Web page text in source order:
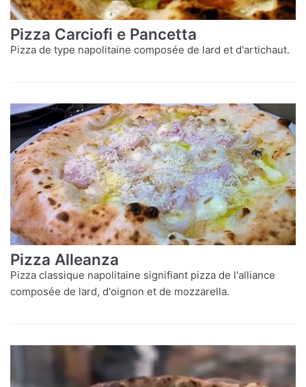
Pizza Carciofi e Pancetta
Pizza de type napolitaine composée de lard et d'artichaut.
Pizza Alleanza
Pizza classique napolitaine signifiant pizza de l'alliance
composée de lard, d'oignon et de mozzarella.